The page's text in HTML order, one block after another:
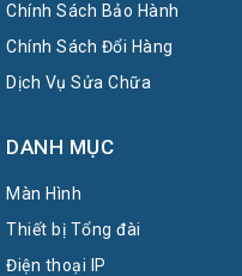
Chính Sách Bảo Hành
Chính Sách Đổi Hàng
Dịch Vụ Sửa Chữa
DANH MỤC
Màn Hình
Thiết bị Tổng đài
Điện thoại IP